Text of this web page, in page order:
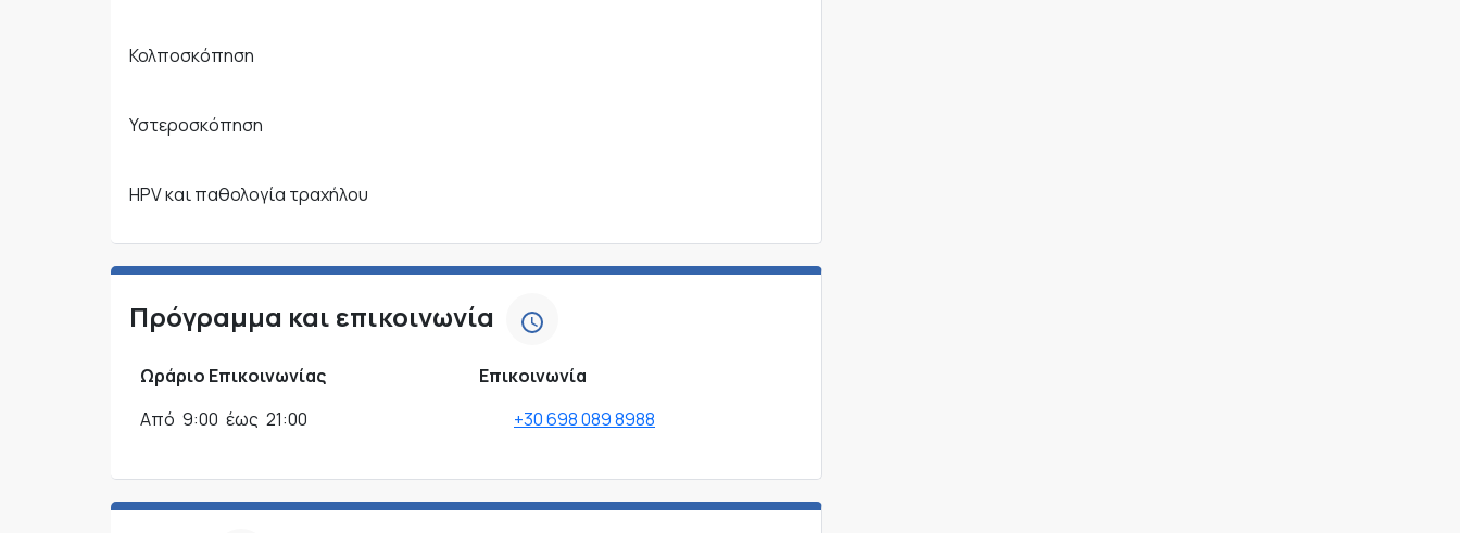
Κολποσκόπηση
Υστεροσκόπηση
HPV και παθολογία τραχήλου
Πρόγραμμα και επικοινωνία
Ωράριο Επικοινωνίας
Από 9:00 έως 21:00
Επικοινωνία
+30 698 089 8988